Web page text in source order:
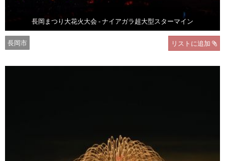
長岡まつり大花火大会 - ナイアガラ超大型スターマイン
長岡市 リストに追加